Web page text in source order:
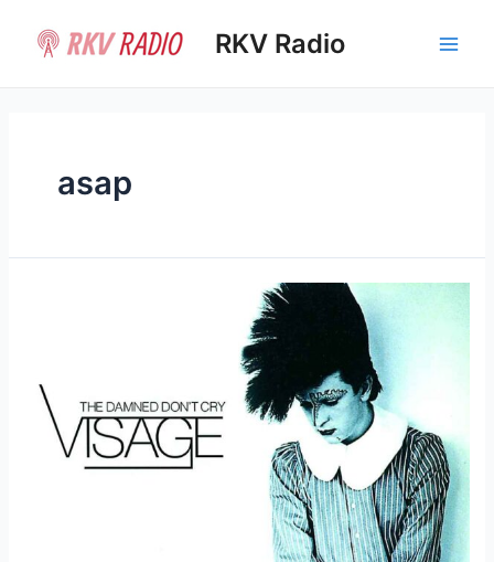
contenido
RKV Radio
asap